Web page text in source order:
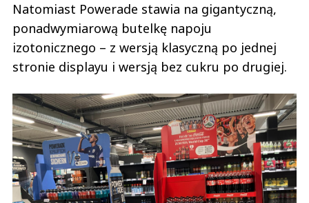
Natomiast Powerade stawia na gigantyczną,
ponadwymiarową butelkę napoju
izotonicznego – z wersją klasyczną po jednej
stronie displayu i wersją bez cukru po drugiej.